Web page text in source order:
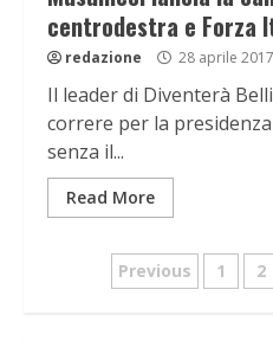
centrodestra e Forza
redazione 28 aprile 2017
Il leader di Diventerà
correre per la
senza il...
Read More
Previous 1 2